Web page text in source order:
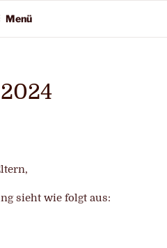
Menü
sieht wie folgt aus: